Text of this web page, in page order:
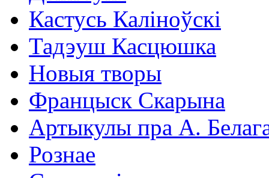
Кастусь Каліноўскі
Тадэуш Касцюшка
Новыя творы
Францыск Скарына
Артыкулы пра А.
Рознае